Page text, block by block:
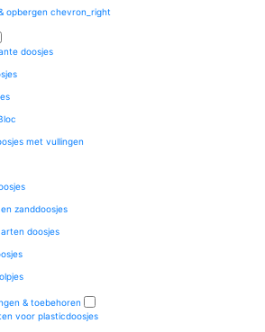
opbergen chevron_right
doosjes
met vullingen
zanddoosjes
doosjes
& toebehoren
voor plasticdoosjes